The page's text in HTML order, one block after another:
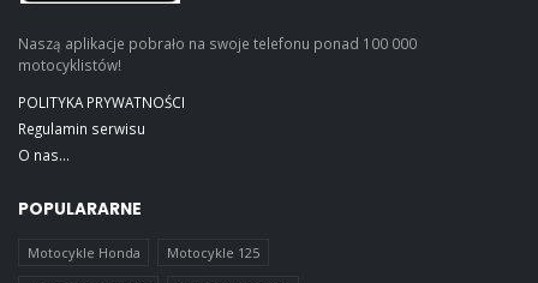
Naszą aplikacje pobrało na swoje telefonu ponad 100 000
motocyklistów!
POLITYKA PRYWATNOŚCI
Regulamin serwisu
O nas...
POPULARARNE
Motocykle Honda Motocykle 125